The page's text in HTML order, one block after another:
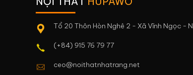
Tổ 20 Thôn Hòn Nghê 2 - Xã Vĩnh Ngọc -
(+84) 915 76 79 77
ceo@noithatnhatrang.net